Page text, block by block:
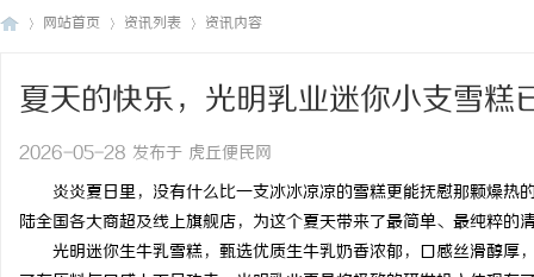
网站首页 资讯列表 资讯内容
夏天的快乐，光明乳业迷你小支雪糕
2026-05-28 发布于 虎丘便民网
炎炎夏日里，没有什么比一支冰冰凉凉的雪糕更能抚慰那颗燥
陆全国各大商超及线上旗舰店，为这个夏天带来了最简单、最纯粹
光明迷你生牛乳雪糕，甄选优质生牛乳奶香浓郁，口感丝滑醇